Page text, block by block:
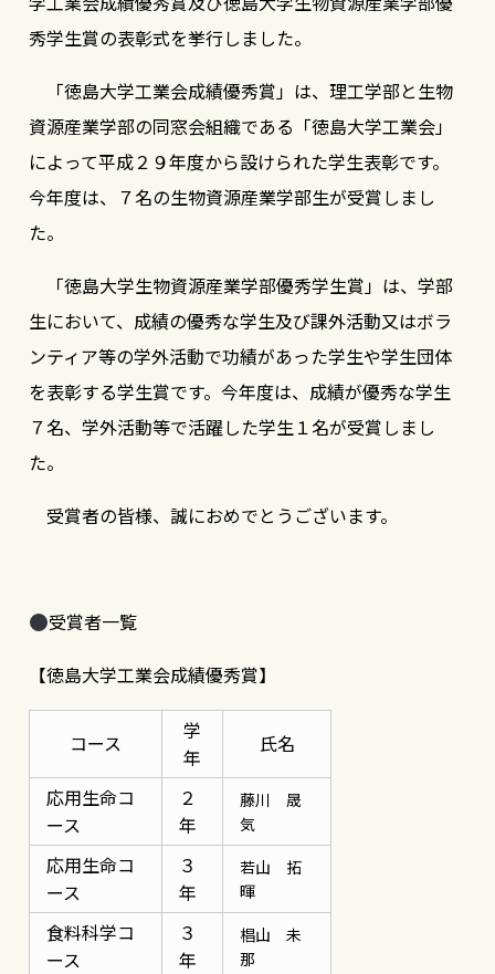
秀学生賞の表彰式を挙行しました。
「徳島大学工業会成績優秀賞」は、理工学部と生物
資源産業学部の同窓会組織である「徳島大学工業会」
によって平成２９年度から設けられた学生表彰です。
今年度は、７名の生物資源産業学部生が受賞しまし
た。
「徳島大学生物資源産業学部優秀学生賞」は、学部
生において、成績の優秀な学生及び課外活動又はボラ
ンティア等の学外活動で功績があった学生や学生団体
を表彰する学生賞です。今年度は、成績が優秀な学生
７名、学外活動等で活躍した学生１名が受賞しまし
た。
受賞者の皆様、誠におめでとうございます。
受賞者一覧
【徳島大学工業会成績優秀賞】
コース
学
年
氏名
応用生命コ
ース
２
年
藤川 晟
気
応用生命コ
ース
３
年
若山 拓
暉
食料科学コ
ース
３
年
椙山 未
那